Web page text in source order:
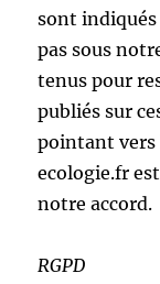
sont
pas sous
tenus pour
publiés sur
pointant
ecologie.fr
notre accord.
RGPD